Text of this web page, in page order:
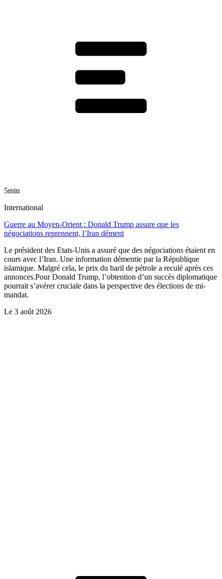
5min
International
Guerre au Moyen-Orient : Donald Trump assure que les
négociations reprennent, l’Iran dément
Le président des Etats-Unis a assuré que des négociations étaient en
cours avec l’Iran. Une information démentie par la République
islamique. Malgré cela, le prix du baril de pétrole a reculé après ces
annonces.Pour Donald Trump, l’obtention d’un succès diplomatique
pourrait s’avérer cruciale dans la perspective des élections de mi-
mandat.
Le 3 août 2026